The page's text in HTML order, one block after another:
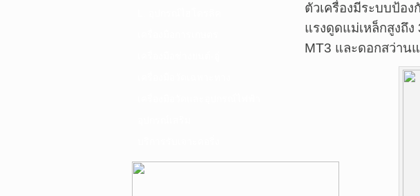
ตัวเครื่องมีระบบป้อง
แรงดูดแม่เหล็กสูงถึง
MT3 และดอกสว่าน